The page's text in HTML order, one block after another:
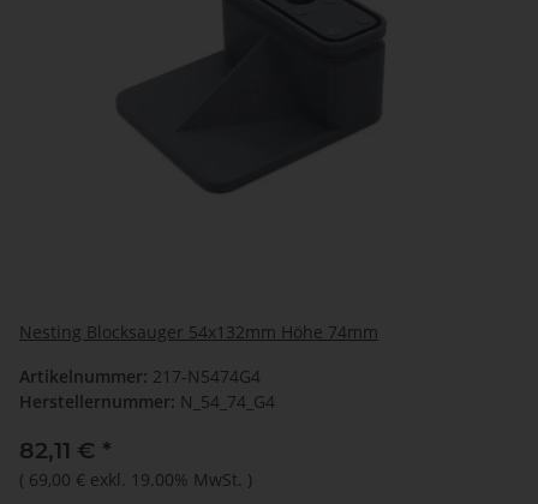
Nesting Blocksauger 54x132mm Höhe 74mm
Artikelnummer: 217-N5474G4
Herstellernummer: N_54_74_G4
82,11 € *
( 69,00 € exkl. 19.00% MwSt. )